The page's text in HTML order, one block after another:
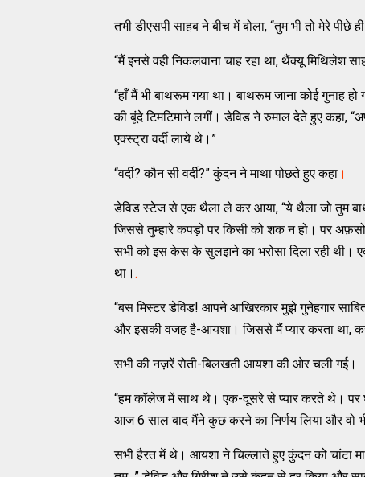
तभी डीएसपी साहब ने बीच में बोला, “तुम भी तो मेरे
“मैं इनसे वही निकलवाना चाह रहा था, थैंक्यू मिथिलेश
“हाँ मैं भी बाथरूम गया था। बाथरूम जाना कोई गुनाह
की बूंदे टिमटिमाने लगीं। डेविड ने रुमाल देते हुए कहा,
एक्स्ट्रा वर्दी लाये थे।”
“वर्दी? कौन सी वर्दी?” कुंदन ने माथा पोछते हुए कहा ।
डेविड स्टेज से एक थैला ले कर आया, “ये थैला जो तुम
जिससे तुम्हारे कपड़ों पर किसी को शक न हो। पर
सभी को इस केस के सुलझने का भरोसा दिला रही थी।
था। .
“बस मिस्टर डेविड! आपने आखिरकार मुझे गुनेहगार
और इसकी वजह है-आयशा। जिससे मैं प्यार करता था,
सभी की नज़रें रोती-बिलखती आयशा की ओर चली गई।
“हम कॉलेज में साथ थे। एक-दूसरे से प्यार करते थे। पर
आज 6 साल बाद मैंने कुछ करने का निर्णय लिया और
सभी हैरत में थे। आयशा ने चिल्लाते हुए कुंदन को चांटा